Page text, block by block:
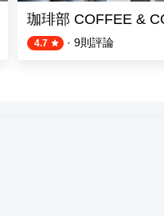
珈琲部 COFFEE &
4.7 · 9則評論